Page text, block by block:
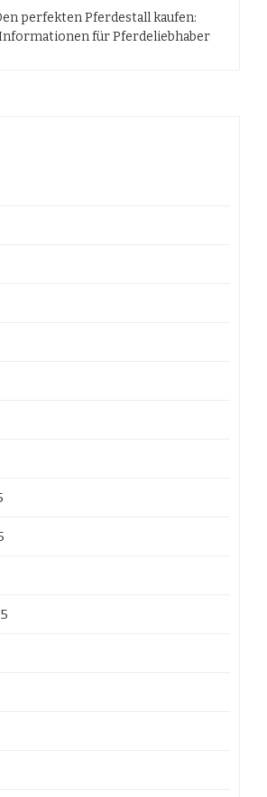
perfekten Pferdestall kaufen:
für Pferdeliebhaber